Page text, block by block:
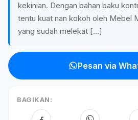
kekinian. Dengan bahan baku
tentu kuat nan kokoh oleh Mebel
yang sudah melekat […]
Pesan via
BAGIKAN: